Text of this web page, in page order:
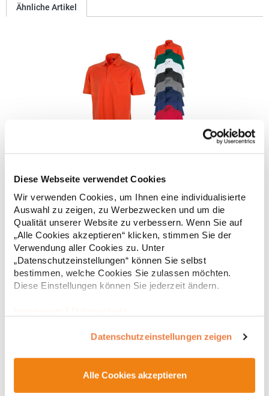
Diese Webseite verwendet Cookies
Wir verwenden Cookies, um Ihnen eine individualisierte
Auswahl zu zeigen, zu Werbezwecken und um die
Qualität unserer Website zu verbessern. Wenn Sie auf
„Alle Cookies akzeptieren“ klicken, stimmen Sie der
Verwendung aller Cookies zu. Unter
„Datenschutzeinstellungen“ können Sie selbst
bestimmen, welche Cookies Sie zulassen möchten.
Diese Einstellungen können Sie jederzeit ändern.
Datenschutzeinstellungen zeigen
Alle Cookies akzeptieren
Ähnliche Artikel
Strapazierfähiges Polohemd aus Mischgewebe Overlock-Nähte
mit Polyfilm für Formstabilität Flachstrick-Kragen und
Ärmelbündchen in Rippstrick Doppelnähte an Schultern
Verstärkte Nähte an stark beanspruchten Stellen Neutrales
Etikett im Kragen für die einfache Veredelung/Personalisierung
Verstärkte Knopfleiste mit drei Knöpfen Aufgesetzte
Brusttasche mit Knopfverschluss Verstärkte Seitenschlitze
Ersatzknopf Stehkragen Angesetzte Ärmel Weiches Piquet-
Gewebe mit COOL-DRY feuchtigkeitsabsorbierenden
auf der linken BrustseiteGrammatur: 200
BaumwolleAngaben zur Produktsicherheit: Herst.-Nr.:
* Preise inkl. gesetzlicher Mwst. +